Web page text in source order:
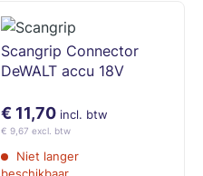
Scangrip Connector
DeWALT accu 18V
€ 11,70 incl. btw
€ 9,67 excl. btw
Niet langer